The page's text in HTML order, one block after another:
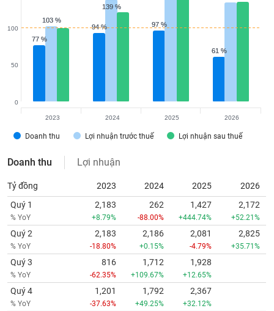
77 %
77 %
94 %
94 % 97 %
97 %
61 %
61 %
103 %
103 %
139 %
139 %
Doanh thu Lợi nhuận trước thuế Lợi nhuận sau thuế
0
50
100
2023 2024 2025 2026
Doanh thu Lợi nhuận
Tỷ đồng 2023 2024 2025
2026
Quý 1
% YoY
2,183
+8.79%
262
-88.00%
1,427
+444.74%
2,172
+52.21%
Quý 2
% YoY
2,183
-18.80%
2,186
+0.15%
2,081
-4.79%
2,825
+35.71%
Quý 3
% YoY
816
-62.35%
1,712
+109.67%
1,928
+12.65%
Quý 4
% YoY
1,201
-37.63%
1,792
+49.25%
2,367
+32.12%